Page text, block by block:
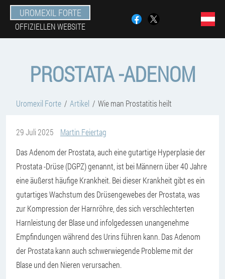
UROMEXIL FORTE
OFFIZIELLEN WEBSITE
PROSTATA -ADENOM
Uromexil Forte Artikel Wie man Prostatitis heilt
29 Juli 2025
Martin Feiertag
Das Adenom der Prostata, auch eine gutartige Hyperplasie der
Prostata -Drüse (DGPZ) genannt, ist bei Männern über 40 Jahre
eine äußerst häufige Krankheit. Bei dieser Krankheit gibt es ein
gutartiges Wachstum des Drüsengewebes der Prostata, was
zur Kompression der Harnröhre, des sich verschlechterten
Harnleistung der Blase und infolgedessen unangenehme
Empfindungen während des Urins führen kann. Das Adenom
der Prostata kann auch schwerwiegende Probleme mit der
Blase und den Nieren verursachen.